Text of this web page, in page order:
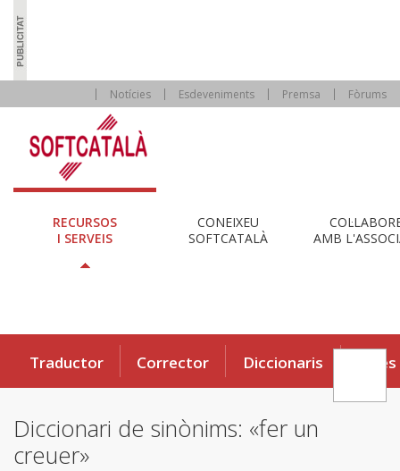
Notícies Esdeveniments Premsa Fòrums
RECURSOS
I SERVEIS
CONEIXEU
SOFTCATALÀ
AMB
Traductor Corrector Diccionaris Eines
Diccionari de sinònims: «fer un
creuer»